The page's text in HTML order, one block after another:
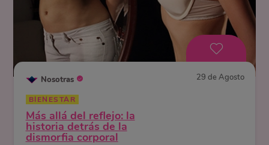
Nosotras 29 de Agosto
BIENESTAR
Más allá del reflejo: la
historia detrás de la
dismorfia corporal